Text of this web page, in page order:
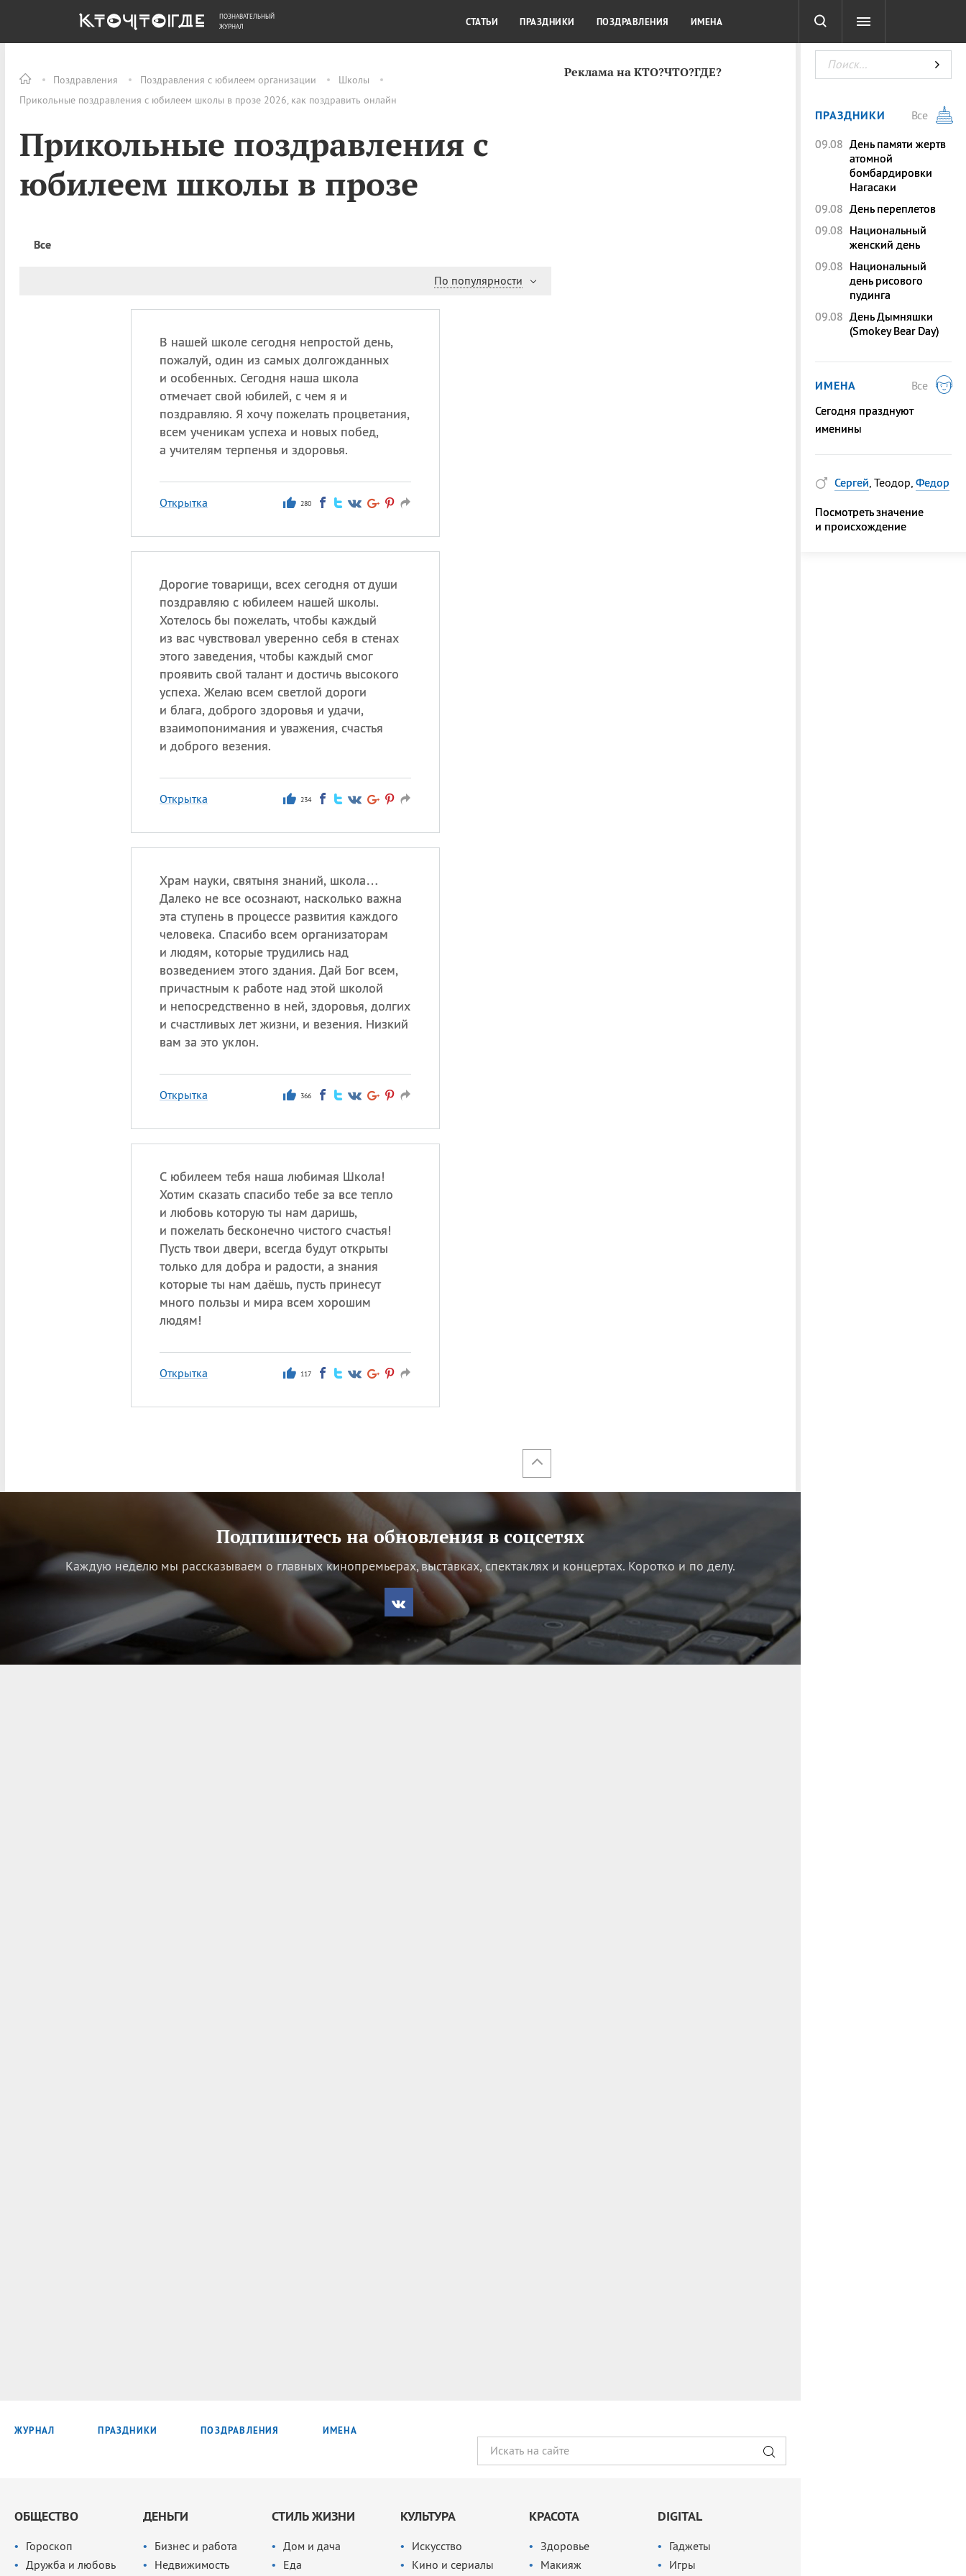
Поздравления Поздравления с юбилеем организации
Школы
Прикольные поздравления с юбилеем школы в прозе 2026, как поздравить онлайн
Прикольные поздравления с
юбилеем школы в прозе
Все
По популярности
В нашей школе сегодня непростой день,
пожалуй, один из самых долгожданных
и особенных. Сегодня наша школа
отмечает свой юбилей, с чем я и
поздравляю. Я хочу пожелать процветания,
всем ученикам успеха и новых побед,
а учителям терпенья и здоровья.
Открытка 280
Дорогие товарищи, всех сегодня от души
поздравляю с юбилеем нашей школы.
Хотелось бы пожелать, чтобы каждый
из вас чувствовал уверенно себя в стенах
этого заведения, чтобы каждый смог
проявить свой талант и достичь высокого
успеха. Желаю всем светлой дороги
и блага, доброго здоровья и удачи,
взаимопонимания и уважения, счастья
и доброго везения.
Открытка 234
Храм науки, святыня знаний, школа…
Далеко не все осознают, насколько важна
эта ступень в процессе развития каждого
человека. Спасибо всем организаторам
и людям, которые трудились над
возведением этого здания. Дай Бог всем,
причастным к работе над этой школой
и непосредственно в ней, здоровья, долгих
и счастливых лет жизни, и везения. Низкий
вам за это уклон.
Открытка 366
С юбилеем тебя наша любимая Школа!
Хотим сказать спасибо тебе за все тепло
и любовь которую ты нам даришь,
и пожелать бесконечно чистого счастья!
Пусть твои двери, всегда будут открыты
только для добра и радости, а знания
которые ты нам даёшь, пусть принесут
много пользы и мира всем хорошим
людям!
Открытка 117
Реклама на КТО?ЧТО?ГДЕ?
Подпишитесь на обновления в соцсетях
Каждую неделю мы рассказываем о главных кинопремьерах, выставках, спектаклях и концертах. Коротко и по делу.
ОБЩЕСТВО ДЕНЬГИ КУЛЬТУРА КРАСОТА ТЕСТЫ
ПОЗНАВАТЕЛЬНЫЙ
ЖУРНАЛ
СТАТЬИ ПРАЗДНИКИ ПОЗДРАВЛЕНИЯ ИМЕНА
ЖУРНАЛ ПРАЗДНИКИ ПОЗДРАВЛЕНИЯ ИМЕНА
ОБЩЕСТВО
Гороскоп
Дружба и любовь
ДЕНЬГИ
Бизнес и работа
Недвижимость
СТИЛЬ ЖИЗНИ
Дом и дача
Еда
КУЛЬТУРА
Искусство
Кино и сериалы
КРАСОТА
Здоровье
Макияж
DIGITAL
Гаджеты
Игры
ПРАЗДНИКИ
Все
09.08 День памяти жертв
атомной
бомбардировки
Нагасаки
09.08 День переплетов
09.08 Национальный
женский день
09.08 Национальный
день рисового
пудинга
09.08 День Дымняшки
(Smokey Bear Day)
ИМЕНА
Все
Сегодня празднуют
именины
Сергей, Теодор, Федор
Посмотреть значение
и происхождение